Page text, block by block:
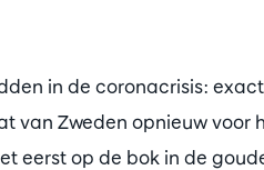
in de coronacrisis:
van Zweden opnieuw voor
eerst op de bok in de